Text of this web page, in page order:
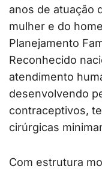
anos de atuação
mulher e do
Planejamento
Reconhecido
atendimento
desenvolvendo
contraceptivos,
cirúrgicas
Com estrutura